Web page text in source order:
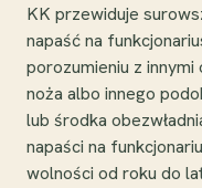
KK przewiduje
napaść na
porozumieniu z
noża albo innego
lub środka
napaści na
wolności od roku do